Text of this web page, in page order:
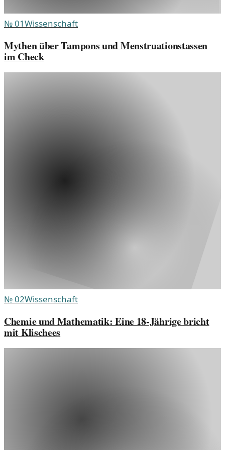
№01Wissenschaft
Mythen über Tampons und Menstruationstassen
im Check
№02Wissenschaft
Chemie und Mathematik: Eine 18-Jährige bricht
mit Klischees